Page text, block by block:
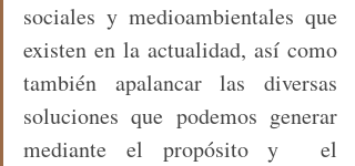
sociales y medioambientales que
existen en la actualidad, así como
también apalancar las diversas
soluciones que podemos generar
mediante el propósito y  el